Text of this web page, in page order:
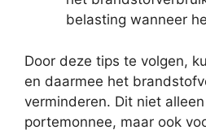
belasting wanneer
Door deze tips te volgen,
en daarmee het
verminderen. Dit niet
portemonnee, maar ook